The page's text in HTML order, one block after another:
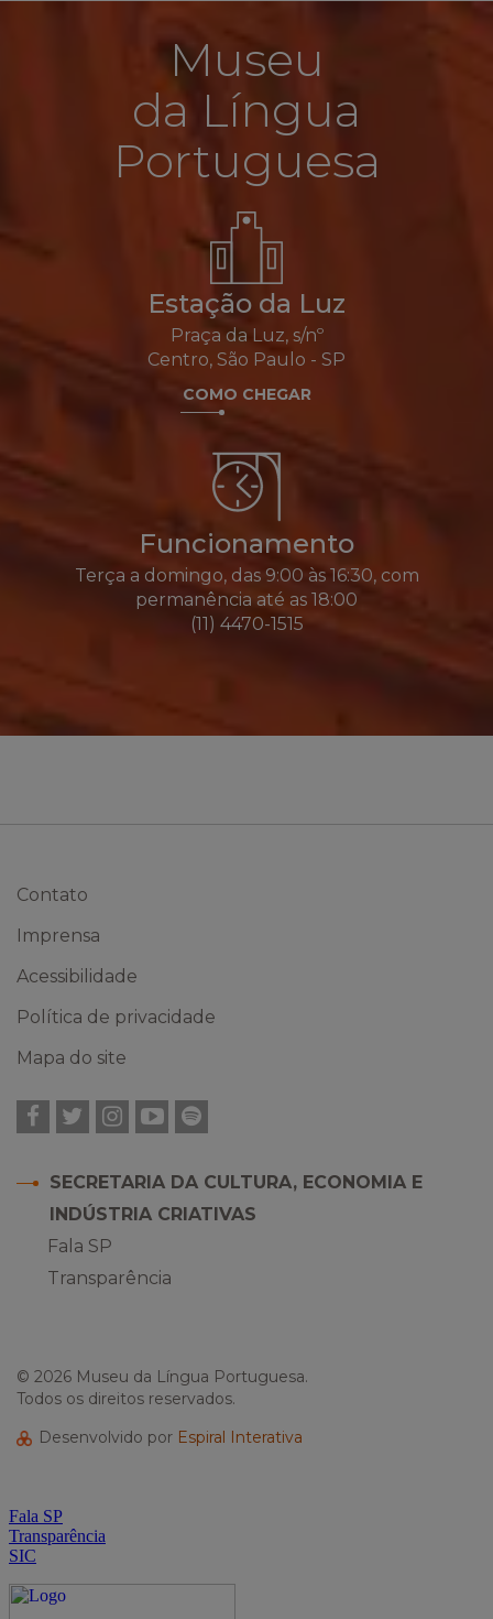
Museu
da Língua
Portuguesa
Estação da Luz
Praça da Luz, s/nº
Centro, São Paulo - SP
COMO CHEGAR
Funcionamento
Terça a domingo, das 9:00 às 16:30, com
permanência até as 18:00
(11) 4470-1515
Contato
Imprensa
Acessibilidade
Política de privacidade
Mapa do site
Facebook
Twitter
Instagram
YouTube
Spotify
SECRETARIA DA CULTURA, ECONOMIA E
INDÚSTRIA CRIATIVAS
Fala SP
Transparência
© 2026 Museu da Língua Portuguesa.
Todos os direitos reservados.
Desenvolvido por Espiral Interativa